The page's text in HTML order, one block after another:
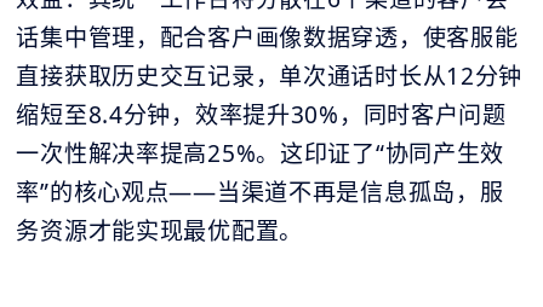
话集中管理，配合客户画像数据穿透，使客服能
直接获取历史交互记录，单次通话时长从12分钟
缩短至8.4分钟，效率提升30%，同时客户问题
一次性解决率提高25%。这印证了“协同产生效
率”的核心观点——当渠道不再是信息孤岛，服
务资源才能实现最优配置。